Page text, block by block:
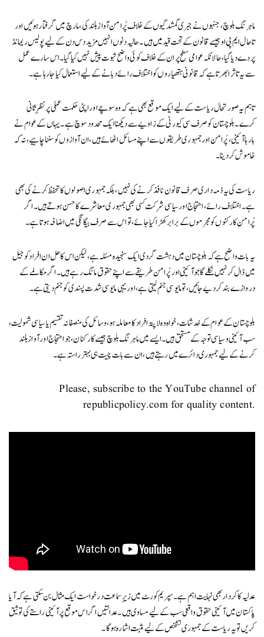
ماہرنگ بلوچ، جنہوں نے جبری گمشدگیوں کے خلاف پُرامن آواز بلند کی، مارچ میں گرفتار ہوئیں اور
تاحال ایم پی او جیسے قانون کے تحت قید میں ہیں۔ حالیہ دنوں انہیں مزید دس دن کے لیے پولیس ریمانڈ
پر دے دیا گیا، حالانکہ عوامی سطح پر ان کے خلاف کوئی واضح ثبوت پیش نہیں کیا گیا۔ اس سارے عمل
سے یہ تاثر ابھرتا ہے کہ قانونی ہتھیاروں کو اختلاف رائے دبانے کے لیے استعمال کیا جا رہا ہے۔
تاہم یہ صورتحال ریاست کے لیے ایک موقع بھی ہے کہ وہ سوچے اور اپنی حکمت عملی پر نظرِ ثانی
کرے۔ بلوچستان کو صرف سی کیورٹی کے زاویے سے دیکھنا ایک محدود سوچ ہے۔ یہاں کے عوام نے
بارہا آئینی، پُرامن اور جمہوری طریقوں سے اپنے مسائل اٹھائے ہیں، ان آوازوں کو سننا چاہیے، نہ کہ
خاموش کر دینا۔
ریاست کی یہ ذمہ داری صرف قانون نافذ کرنے کی نہیں، بلکہ جمہوری اصولوں کا تحفظ کرنے کی بھی
ہے۔ اختلاف رائے، احتجاج اور سیاسی شرکت کسی بھی جمہوری معاشرے کا حسن ہوتے ہیں۔ اگر
پُرامن کارکنوں کو مجرموں کے برابر کھڑا کیا جائے، تو اس سے صرف بیگانگی میں اضافہ ہوتا ہے۔
یہ بات واضح ہے کہ بلوچستان میں دہشت گردی ایک سنجیدہ مسئلہ ہے، لیکن اس کا حل ان افراد کو جیل
میں ڈال کر نہیں نکلے گا جو آئینی اور پُرامن طریقے سے اپنے حقوق مانگ رہے ہیں۔ اگر مکالمے کے
دروازے بند کر دیے جائیں، تو مایوسی جنم لیتی ہے، اور یہی مایوسی شدت پسندی کو جنم دیتی ہے۔
بلوچستان کے عوام کے خدشات، خواہ وہ لاپتہ افراد کا معاملہ ہو، وسائل کی منصفانہ تقسیم یا سیاسی شمولیت،
سب آئینی و سیاسی توجہ کے مستحق ہیں۔ ایسے میں ماہرنگ بلوچ جیسے کارکنان، جو احتجاج اور آواز بلند
کرنے کے لیے جمہوری دائرے میں رہتے ہیں، ان سے بات چیت ہی بہتر راستہ ہے۔
Please, subscribe to the YouTube channel of
republicpolicy.com for quality content.
عدلیہ کا کردار بھی نہایت اہم ہے۔ سپریم کورٹ میں زیرِ سماعت درخواست ایک مثال بن سکتی ہے کہ آیا
پاکستان میں آئینی حقوق واقعی سب کے لیے مساوی ہیں۔ عدالتیں اگر اس موقع پر آئینی راستے کی توثیق
کریں تو یہ ریاست کے جمہوری تشخص کے لیے مثبت اشارہ ہوگا۔